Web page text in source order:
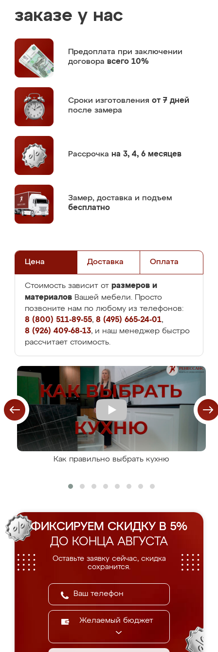
заказе у нас
Предоплата при заключении
договора всего 10%
Сроки изготовления от 7 дней
после замера
Рассрочка на 3, 4, 6 месяцев
Замер, доставка и подъем
бесплатно
Цена Доставка Оплата
Стоимость зависит от размеров и
материалов Вашей мебели. Просто
позвоните нам по любому из телефонов:
8 (800) 511-89-55, 8 (495) 665-24-01,
8 (926) 409-68-13, и наш менеджер быстро
рассчитает стоимость.
Как правильно выбрать кухню
ФИКСИРУЕМ СКИДКУ В 5%
ДО КОНЦА АВГУСТА
Оставьте заявку сейчас, скидка
сохранится.
Желаемый бюджет